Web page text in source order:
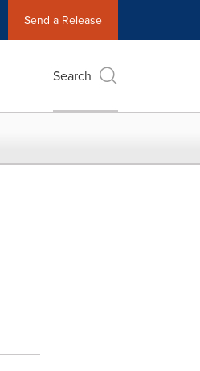
Send a Release
Search